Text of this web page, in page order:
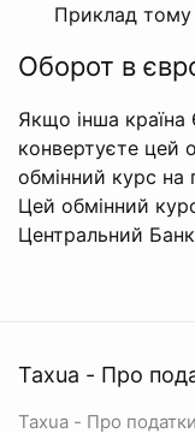
Приклад тому
Оборот в
Якщо інша
конвертуєте цей
обмінний курс на
Цей обмінний
Центральний
Taxua - Про
Taxua - Про